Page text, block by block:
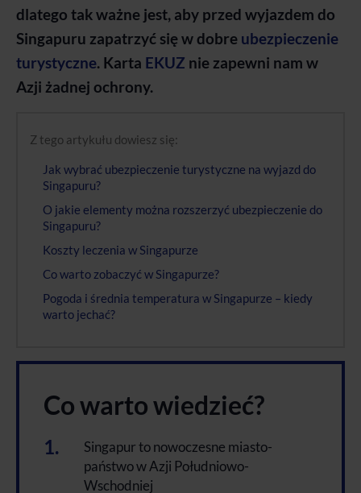
dlatego tak ważne jest, aby przed wyjazdem do
Singapuru zapatrzyć się w dobre ubezpieczenie
turystyczne. Karta EKUZ nie zapewni nam w
Azji żadnej ochrony.
Co warto wiedzieć?
Singapur to nowoczesne miasto-
państwo w Azji Południowo-
Wschodniej
Z tego artykułu dowiesz się:
Jak wybrać ubezpieczenie turystyczne na wyjazd do
Singapuru?
O jakie elementy można rozszerzyć ubezpieczenie do
Singapuru?
Koszty leczenia w Singapurze
Co warto zobaczyć w Singapurze?
Pogoda i średnia temperatura w Singapurze – kiedy
warto jechać?